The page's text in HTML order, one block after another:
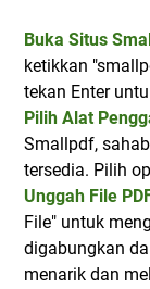
Buka Situs
ketikkan
tekan Enter
Pilih Alat
Smallpdf,
tersedia. Pilih
Unggah File
File" untuk
digabungkan
menarik dan